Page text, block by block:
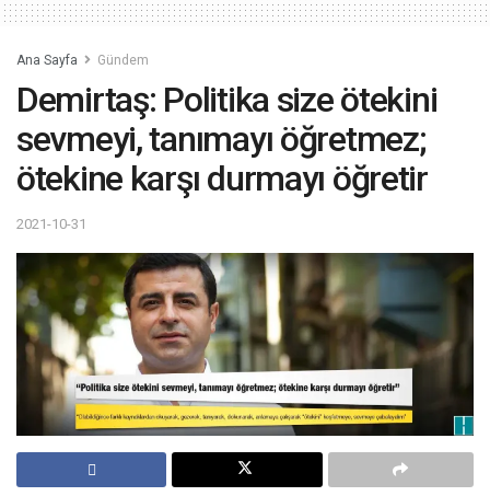
Ana Sayfa Gündem
Demirtaş: Politika size ötekini
sevmeyi, tanımayı öğretmez;
ötekine karşı durmayı öğretir
2021-10-31